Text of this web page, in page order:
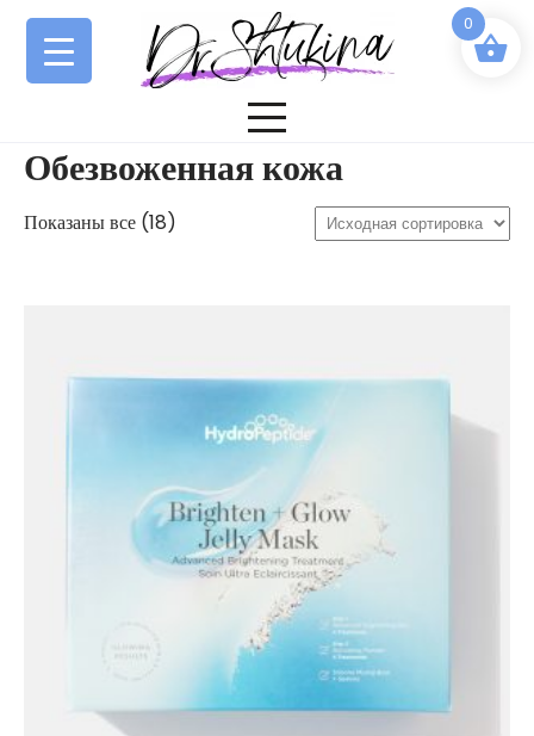
Перейти
содержимому
Обезвоженная кожа
Показаны все (18)
0